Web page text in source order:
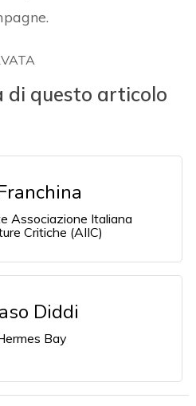
di questo articolo
Associazione Italiana
Critiche (AIIC)
Diddi
Bay